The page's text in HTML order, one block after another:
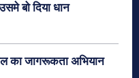
बो दिया धान
का जागरूकता अभियान